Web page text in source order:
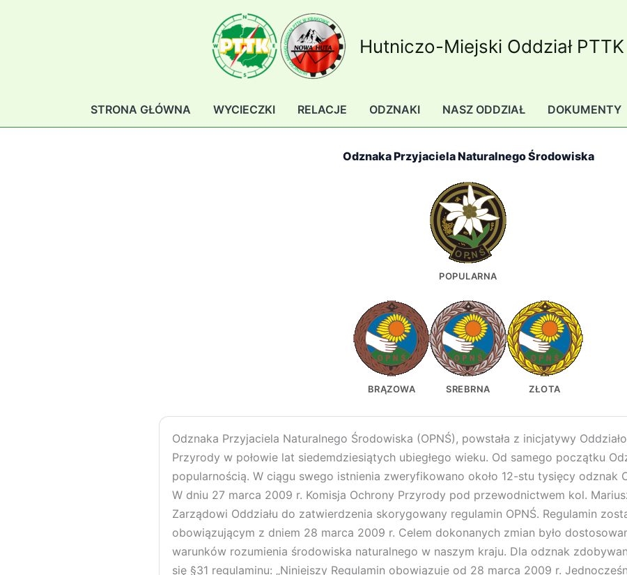
Hutniczo-Miejski Oddział
STRONA GŁÓWNA WYCIECZKI RELACJE ODZNAKI NASZ ODDZIAŁ DOKUMENTY
Odznaka Przyjaciela Naturalnego Środowiska
POPULARNA
BRĄZOWA SREBRNA ZŁOTA
Odznaka Przyjaciela Naturalnego Środowiska (OPNŚ), powstała z inicjatywy
Przyrody w połowie lat siedemdziesiątych ubiegłego wieku. Od samego początku
popularnością. W ciągu swego istnienia zweryfikowano około 12-stu tysięcy odznak
W dniu 27 marca 2009 r. Komisja Ochrony Przyrody pod przewodnictwem kol.
Zarządowi Oddziału do zatwierdzenia skorygowany regulamin OPNŚ. Regulamin
obowiązującym z dniem 28 marca 2009 r. Celem dokonanych zmian było
warunków rozumienia środowiska naturalnego w naszym kraju. Dla odznak
się §31 regulaminu: „Niniejszy Regulamin obowiązuje od 28 marca 2009 r.